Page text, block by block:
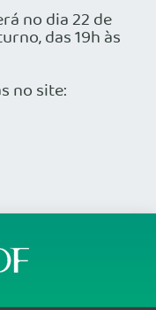
no dia 22 de
das 19h às
no site: